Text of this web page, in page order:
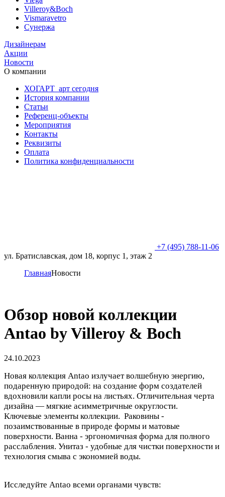
Villeroy&Boch
Vismaravetro
Сунержа
Дизайнерам
Акции
Новости
О компании
ХОГАРТ_арт сегодня
История компании
Статьи
Референц-объекты
Мероприятия
Контакты
Реквизиты
Оплата
Политика конфиденциальности
+7 (495) 788-11-06
ул. Братиславская, дом 18, корпус 1, этаж 2
ГлавнаяНовости
Обзор новой коллекции
Antao by Villeroy & Boch
24.10.2023
Новая коллекция Antao излучает волшебную энергию,
подаренную природой: на создание форм создателей
вдохновили капли росы на листьях. Отличительная черта
дизайна — мягкие асимметричные округлости.
Ключевые элементы коллекции. Раковины -
позаимствованные в природе формы и матовые
поверхности. Ванна - эргономичная форма для полного
расслабления. Унитаз - удобные для чистки поверхности и
технология смыва с экономией воды.
Исследуйте Antao всеми органами чувств: